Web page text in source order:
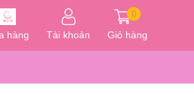
hàng Tài khoản
0
Giỏ hàng